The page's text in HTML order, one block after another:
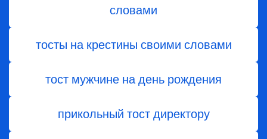
словами
тосты на крестины своими словами
тост мужчине на день рождения
прикольный тост директору